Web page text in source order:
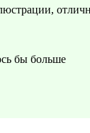
бы больше